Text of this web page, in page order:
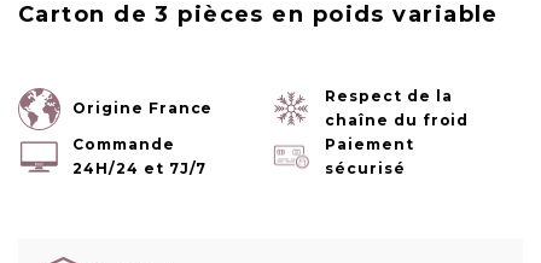
Carton de 3 pièces en poids variable
Origine France
Respect de la
chaîne du froid
Commande
24H/24 et 7J/7
Paiement
sécurisé